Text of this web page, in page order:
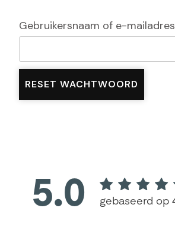
Gebruikersnaam of e-mailadres
RESET WACHTWOORD